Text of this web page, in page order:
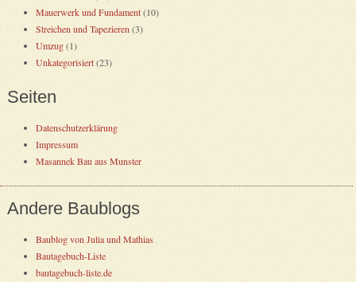
Mauerwerk und Fundament(10)
Streichen und Tapezieren (3)
Umzug(1)
Unkategorisiert(23)
Seiten
Datenschutzerklärung
Impressum
Masannek Bau aus Munster
Andere Baublogs
Baublog von Julia und Mathias
Bautagebuch-Liste
bautagebuch-liste.de